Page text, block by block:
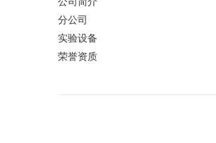
分公司
实验设备
荣誉资质